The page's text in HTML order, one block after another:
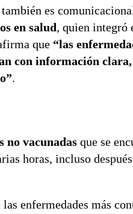
es
en salud, quien integró
que “las
con información
.
no vacunadas que se
horas, incluso
las enfermedades más